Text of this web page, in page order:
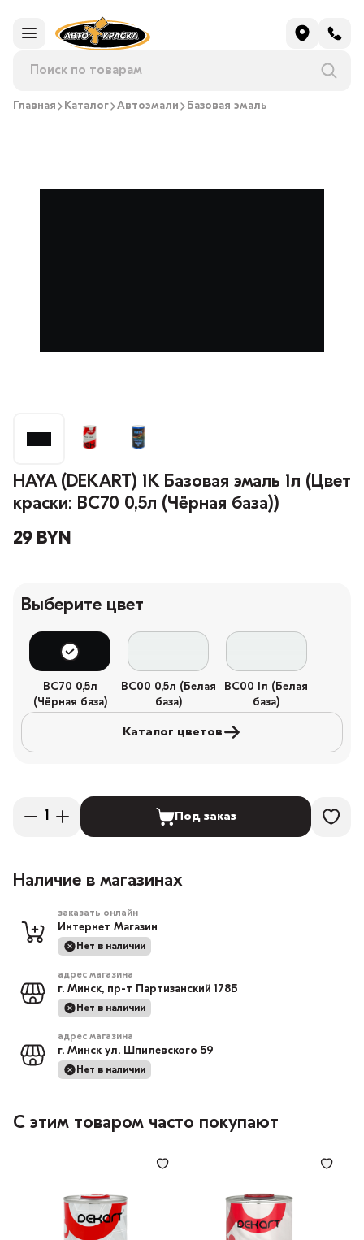
Главная Каталог Автоэмали Базовая эмаль
HAYA (DEKART) 1К Базовая эмаль 1л (Цвет
краски: BC70 0,5л (Чёрная база))
29 BYN
Выберите цвет
BC70 0,5л
(Чёрная база)
BC00 0,5л (Белая
база)
BC00 1л (Белая
база)
Каталог цветов
Под заказ
Наличие в магазинах
заказать онлайн
Интернет Магазин
Нет в наличии
адрес магазина
г. Минск, пр-т Партизанский 178Б
Нет в наличии
адрес магазина
г. Минск ул. Шпилевского 59
Нет в наличии
С этим товаром часто покупают